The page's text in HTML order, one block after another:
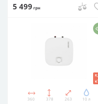
5 499 грн
360 378 263 10 л